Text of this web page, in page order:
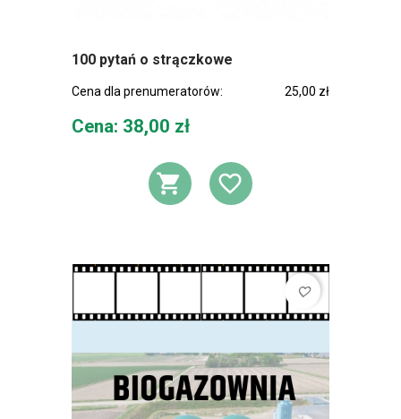
100 pytań o strączkowe
Cena dla prenumeratorów: 25,00 zł
Cena
Cena: 38,00 zł
DODAJ DO
DODAJ DO
favorite_border